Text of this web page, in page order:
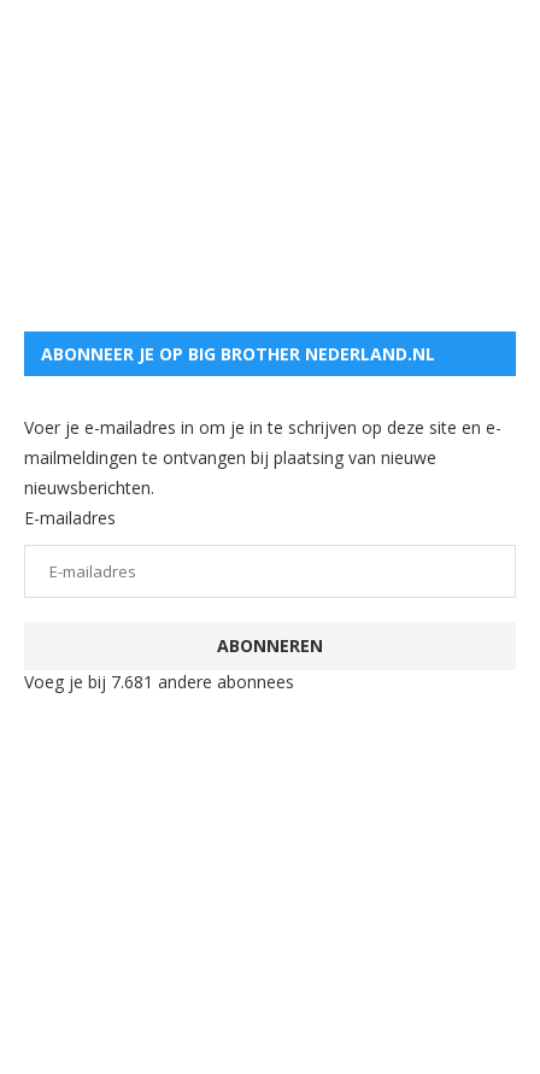
ABONNEER JE OP BIG BROTHER NEDERLAND.NL
Voer je e-mailadres in om je in te schrijven op deze site en e-
mailmeldingen te ontvangen bij plaatsing van nieuwe
nieuwsberichten.
E-mailadres
ABONNEREN
Voeg je bij 7.681 andere abonnees